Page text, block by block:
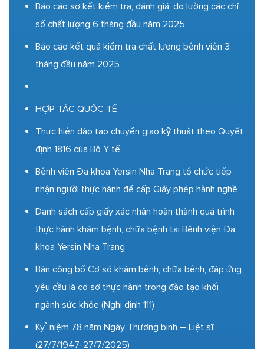
Báo cáo sơ kết kiểm tra, đánh giá, đo lường các chỉ
số chất lượng 6 tháng đầu năm 2025
Báo cáo kết quả kiểm tra chất lượng bệnh viện 3
tháng đầu năm 2025
HỢP TÁC QUỐC TẾ
Thực hiện đào tạo chuyển giao kỹ thuật theo Quyết
định 1816 của Bộ Y tế
Bệnh viện Đa khoa Yersin Nha Trang tổ chức tiếp
nhận người thực hành để cấp Giấy phép hành nghề
Danh sách cấp giấy xác nhận hoàn thành quá trình
thực hành khám bệnh, chữa bệnh tại Bệnh viện Đa
khoa Yersin Nha Trang
Bản công bố Cơ sở khám bệnh, chữa bệnh, đáp ứng
yêu cầu là cơ sở thực hành trong đào tạo khối
ngành sức khỏe (Nghị định 111)
Kỷ niệm 78 năm Ngày Thương binh – Liệt sĩ
(27/7/1947-27/7/2025)